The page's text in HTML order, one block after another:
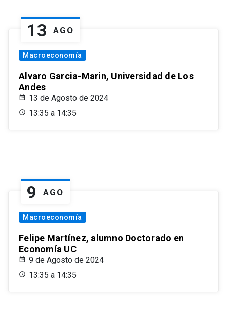
13 AGO
Macroeconomía
Alvaro Garcia-Marin, Universidad de Los
Andes
13 de Agosto de 2024
13:35 a 14:35
9 AGO
Macroeconomía
Felipe Martínez, alumno Doctorado en
Economía UC
9 de Agosto de 2024
13:35 a 14:35